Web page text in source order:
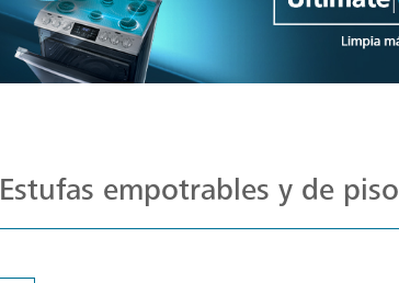
Estufas empotrables y de piso